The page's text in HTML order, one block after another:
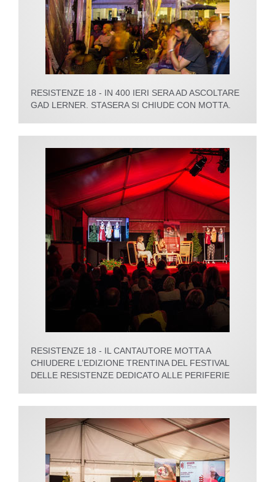
RESISTENZE 18 - IN 400 IERI SERA AD ASCOLTARE
GAD LERNER. STASERA SI CHIUDE CON MOTTA.
RESISTENZE 18 - IL CANTAUTORE MOTTA A
CHIUDERE L’EDIZIONE TRENTINA DEL FESTIVAL
DELLE RESISTENZE DEDICATO ALLE PERIFERIE